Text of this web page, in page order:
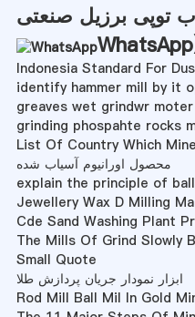
WhatsApp
Indonesia Standard For
identify hammer mill by it
greaves wet grindwr moter
grinding phospahte rocks
List Of Country Which
محصول اورانیوم آسیاب شده
explain the principle of
Jewellery Wax D Milling
Cde Sand Washing Plant
The Mills Of Grind Slowly
Small Quote
ابزار نمودار جریان پردازش طلا
Rod Mill Ball Mil In Gold